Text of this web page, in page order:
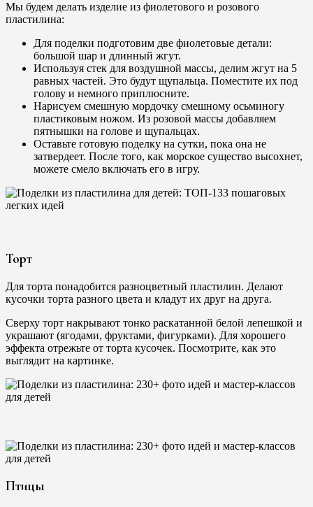
Мы будем делать изделие из фиолетового и розового
пластилина:
Для поделки подготовим две фиолетовые детали:
большой шар и длинный жгут.
Используя стек для воздушной массы, делим жгут на 5
равных частей. Это будут щупальца. Поместите их под
голову и немного приплюсните.
Нарисуем смешную мордочку смешному осьминогу
пластиковым ножом. Из розовой массы добавляем
пятнышки на голове и щупальцах.
Оставьте готовую поделку на сутки, пока она не
затвердеет. После того, как морское существо высохнет,
можете смело включать его в игру.
Торт
Для торта понадобится разноцветный пластилин. Делают
кусочки торта разного цвета и кладут их друг на друга.
Сверху торт накрывают тонко раскатанной белой лепешкой и
украшают (ягодами, фруктами, фигурками). Для хорошего
эффекта отрежьте от торта кусочек. Посмотрите, как это
выглядит на картинке.
Птицы